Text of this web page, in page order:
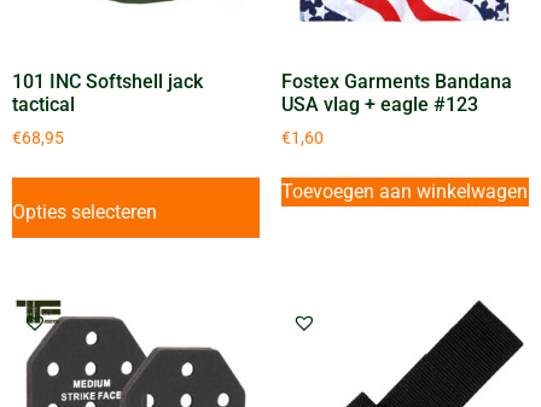
101 INC Softshell jack
tactical
€68,95
Opties selecteren
Fostex Garments Bandana
USA vlag + eagle #123
€1,60
Toevoegen aan winkelwagen